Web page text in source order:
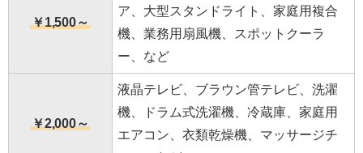
￥1,500～
ア、大型スタンドライト、家庭用複合
機、業務用扇風機、スポットクーラ
ー、など
￥2,000～
液晶テレビ、ブラウン管テレビ、洗濯
機、ドラム式洗濯機、冷蔵庫、家庭用
エアコン、衣類乾燥機、マッサージチ